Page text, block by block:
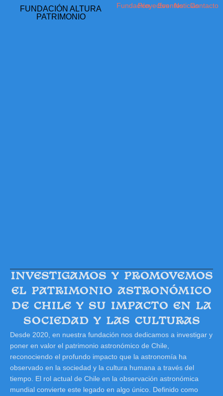
FUNDACIÓN ALTURA
PATRIMONIO
FundaciónProyectosEventosNoticiasContacto
INVESTIGAMOS Y PROMOVEMOS
EL PATRIMONIO ASTRONÓMICO
DE CHILE Y SU IMPACTO EN LA
SOCIEDAD Y LAS CULTURAS
Desde 2020, en nuestra fundación nos dedicamos a investigar y
poner en valor el patrimonio astronómico de Chile,
reconociendo el profundo impacto que la astronomía ha
observado en la sociedad y la cultura humana a través del
tiempo. El rol actual de Chile en la observación astronómica
mundial convierte este legado en algo único. Definido como